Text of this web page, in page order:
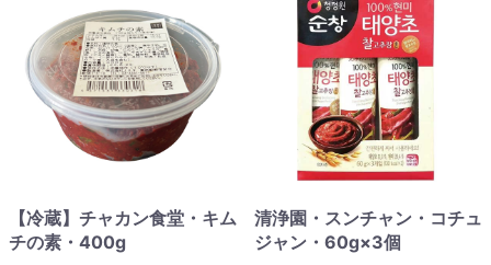
【冷蔵】チャカン食堂・キム
チの素・400g
清浄園・スンチャン・コチュ
ジャン・60g×3個